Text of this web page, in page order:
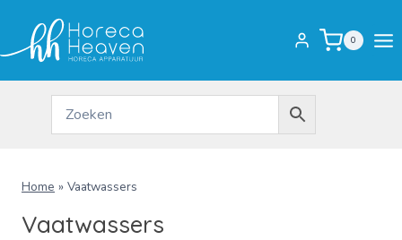
inhoud
0
Home » Vaatwassers
Vaatwassers